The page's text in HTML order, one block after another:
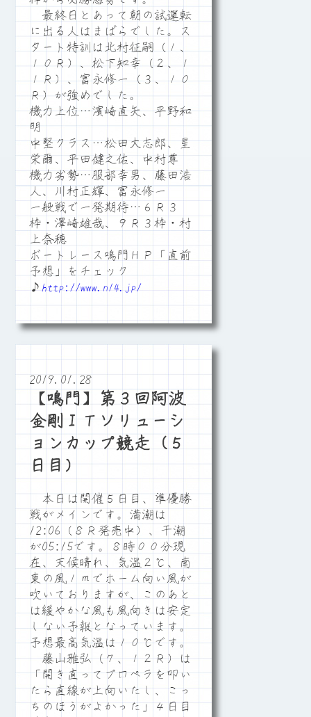
最終日とあって朝の試運転
に出る人はまばらでした。ス
タート特訓は北村征嗣（１、
１０Ｒ）、松下知幸（２、１
１Ｒ）、富永修一（３、１０
Ｒ）が強めでした。
機力上位…濱崎直矢、平野和
明
中堅クラス…松田大志郎、星
栄爾、平田健之佑、中村尊
機力劣勢…服部幸男、藤田浩
人、川村正輝、富永修一
一般戦で一発期待…６Ｒ３
枠・澤崎雄哉、９Ｒ３枠・村
上奈穂
ボートレース鳴門ＨＰ「直前
予想」をチェック
♪ http://www.n14.jp/
2019.01.28
【鳴門】第３回阿波
金剛ＩＴソリューシ
ョンカップ競走（５
日目）
本日は開催５日目、準優勝
戦がメインです。満潮は
12:06（８Ｒ発売中）、干潮
が05:15です。８時００分現
在、天候晴れ、気温２℃、南
東の風１ｍでホーム向い風が
吹いておりますが、このあと
は緩やかな風も風向きは安定
しない予報となっています。
予想最高気温は１０℃です。
藤山雅弘（７、１２Ｒ）は
「開き直ってプロペラを叩い
たら直線が上向いたし、こっ
ちのほうがよかった」４日目